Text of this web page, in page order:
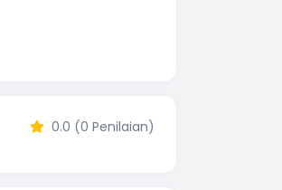
0.0 (0 Penilaian)